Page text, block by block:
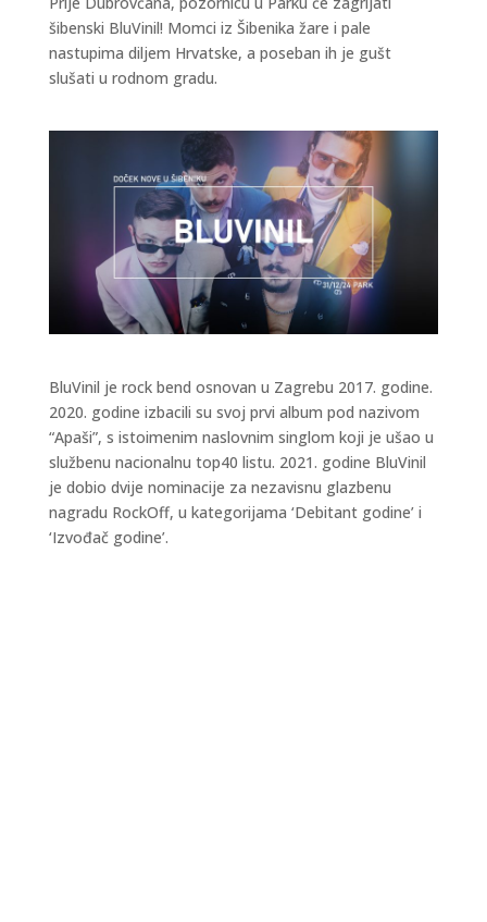
šibenski BluVinil! Momci iz Šibenika žare i pale
nastupima diljem Hrvatske, a poseban ih je gušt
slušati u rodnom gradu.
BluVinil je rock bend osnovan u Zagrebu 2017. godine.
2020. godine izbacili su svoj prvi album pod nazivom
“Apaši”, s istoimenim naslovnim singlom koji je ušao u
službenu nacionalnu top40 listu. 2021. godine BluVinil
je dobio dvije nominacije za nezavisnu glazbenu
nagradu RockOff, u kategorijama ‘Debitant godine’ i
‘Izvođač godine’.